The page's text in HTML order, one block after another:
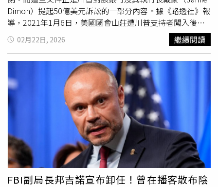
了加密貨幣交易所幣安（Binance）的創辦人趙長鵬。趙長
鵬此前因承認未建立反洗錢機制，被判處4個月監禁。白宮
當時在聲明中表示，趙長鵬是「在拜登政府對加密貨幣的戰
爭中遭到起訴。」同年稍早，幣安透過由川普家族經營的加
密企業「World Liberty Financial」，接受來自阿聯酋投資
基金的1筆20億美元交易。這筆交易有助於提升該家族數位
貨幣的正當性。川普亦赦免了前共和黨籍眾議員桑托斯
（George Santos）。桑托斯此前已對電信詐欺與身分盜用
罪名認罪。川普將其7年刑期減刑，使其在服刑3個月後獲
釋。川普當時還公開宣稱，「他說謊說得很誇張，但他百分
Dimon）提起50億美元訴訟的一部分內容。據《路透社》報
導，2021年1月6日，美國國會山莊遭川普支持者闖入後，
多家企業與川普切割關係。其中包括2家曾為川普及川普集
團（Trump Organization）提供法律服務的律師事務所，以
及美國職業高爾夫協會（PGA of America）。後者甚至取消
了紐澤西州貝德明斯特（Bedminster, New Jersey）的川普
高爾夫俱樂部，原定主辦的2022年PGA錦標賽（PGA
Championship）資格。摩根大通在2021年2月19日寄給川
普及川普集團的信函中，並未列明關閉帳戶的具體原因。銀
行在其中1封信中表示，銀行有時會「認定維持與摩根大通
私人銀行（J.P. Morgan Private Bank）的關係，已不再符
合客戶的利益。」摩根大通發言人未立即回應置評請求，該
行的律師事務所「眾達國際法律事務所」（Jones Day）亦
未作出回應。該銀行此前曾表示，川普的訴訟毫無根據。過
去，川普指控這家美國最大銀行違反自身政策刻意針對他，
02月22日, 2026 繼續閱讀
FBI副局長邦吉諾宣布卸任！曾在播客散布陰